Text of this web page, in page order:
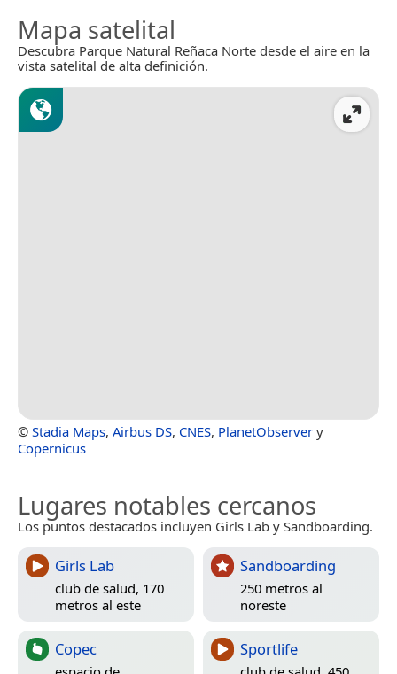
Mapa satelital
Descubra Parque Natural Reñaca Norte desde el aire en la
vista satelital de alta definición.
© Stadia Maps, Airbus DS, CNES, PlanetObserver y
Copernicus
Lugares notables cercanos
Los puntos destacados incluyen Girls Lab y Sandboarding.
Girls Lab
club de salud, 170
metros al este
Sandboarding
250 metros al
noreste
Copec Sportlife